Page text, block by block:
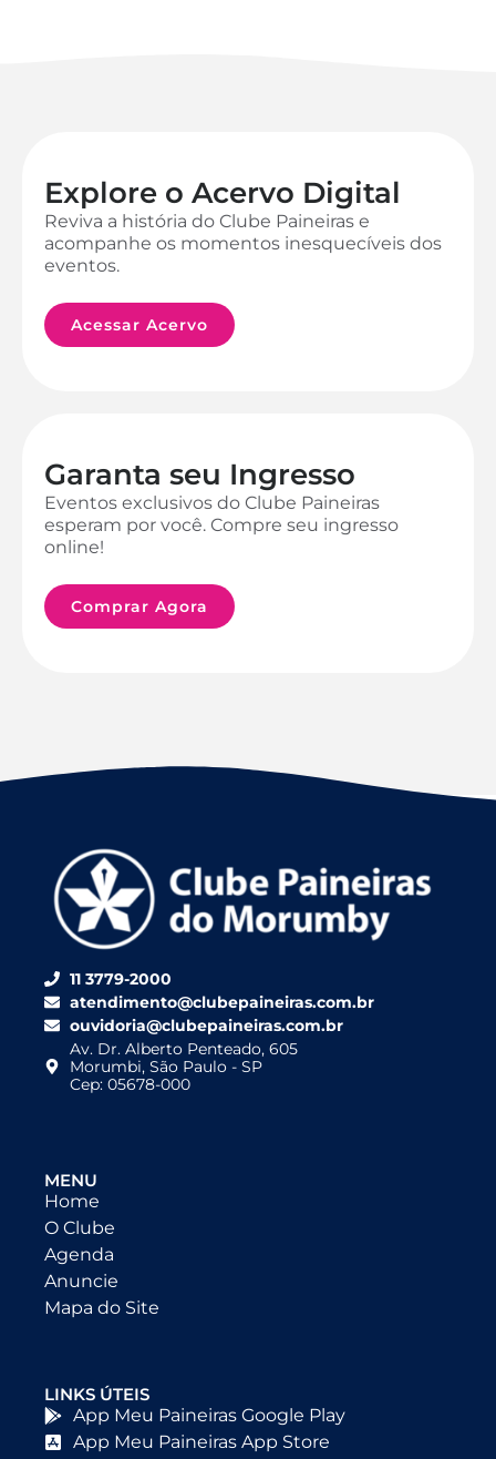
Explore o Acervo Digital
Reviva a história do Clube Paineiras e
acompanhe os momentos inesquecíveis dos
eventos.
Acessar Acervo
Garanta seu Ingresso
Eventos exclusivos do Clube Paineiras
esperam por você. Compre seu ingresso
online!
Comprar Agora
11 3779-2000
atendimento@clubepaineiras.com.br
ouvidoria@clubepaineiras.com.br
Av. Dr. Alberto Penteado, 605
Morumbi, São Paulo - SP
Cep: 05678-000
MENU
Home
O Clube
Agenda
Anuncie
Mapa do Site
LINKS ÚTEIS
App Meu Paineiras Google Play
App Meu Paineiras App Store